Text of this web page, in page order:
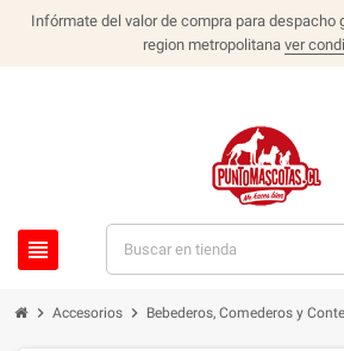
Infórmate del valor de compra para despacho
region metropolitana ver
view_headline
chevron_right Accesorios chevron_right Bebederos, Comederos y